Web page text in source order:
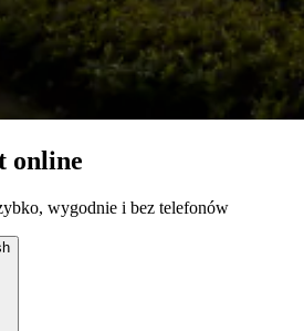
online
wygodnie i bez telefonów